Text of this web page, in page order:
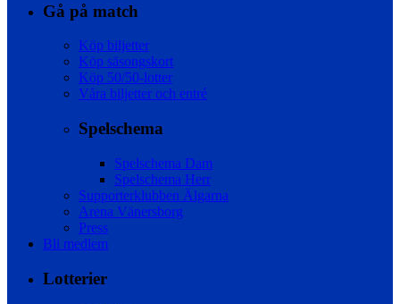
Gå på match
Köp biljetter
Köp säsongskort
Köp 50/50-lotter
Våra biljetter och entré
Spelschema
Spelschema Dam
Spelschema Herr
Supporterklubben Älgarna
Arena Vänersborg
Press
Bli medlem
Lotterier